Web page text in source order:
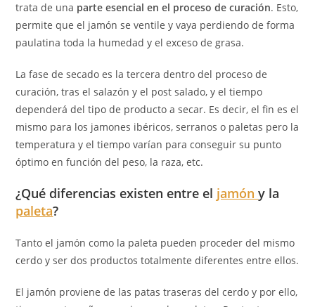
trata de una parte esencial en el proceso de curación. Esto,
permite que el jamón se ventile y vaya perdiendo de forma
paulatina toda la humedad y el exceso de grasa.
La fase de secado es la tercera dentro del proceso de
curación, tras el salazón y el post salado, y el tiempo
dependerá del tipo de producto a secar. Es decir, el fin es el
mismo para los jamones ibéricos, serranos o paletas pero la
temperatura y el tiempo varían para conseguir su punto
óptimo en función del peso, la raza, etc.
¿Qué diferencias existen entre el jamóny la
paleta?
Tanto el jamón como la paleta pueden proceder del mismo
cerdo y ser dos productos totalmente diferentes entre ellos.
El jamón proviene de las patas traseras del cerdo y por ello,